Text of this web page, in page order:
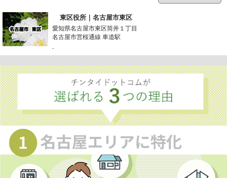
東区役所｜名古屋市東区
愛知県名古屋市東区筒井１丁目
名古屋市営桜通線 車道駅
-